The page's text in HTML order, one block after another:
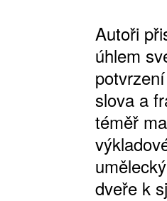
Autoři
úhlem
slova a
téměř
dveře k